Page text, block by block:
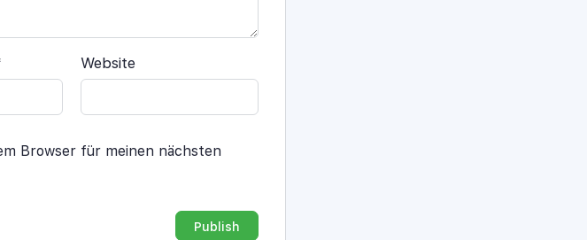
Website
Browser für meinen nächsten